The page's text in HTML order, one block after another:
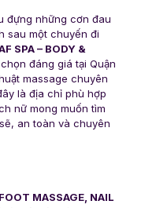
đựng những cơn đau
sau một chuyến đi
SPA – BODY &
đáng giá tại Quận
massage chuyên
là địa chỉ phù hợp
nữ mong muốn tìm
an toàn và chuyên
MASSAGE, NAIL